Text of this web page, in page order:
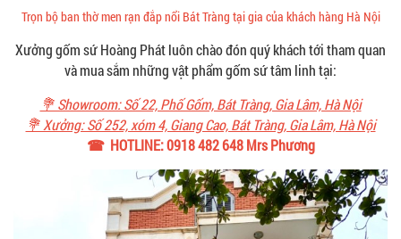
Trọn bộ ban thờ men rạn đắp nổi Bát Tràng tại gia của khách hàng Hà Nội
Xưởng gốm sứ Hoàng Phát luôn chào đón quý khách tới tham quan
và mua sắm những vật phẩm gốm sứ tâm linh tại:
💐 Showroom: Số 22, Phố Gốm, Bát Tràng, Gia Lâm, Hà Nội
💐 Xưởng: Số 252, xóm 4, Giang Cao, Bát Tràng, Gia Lâm, Hà Nội
☎ HOTLINE: 0918 482 648 Mrs Phương